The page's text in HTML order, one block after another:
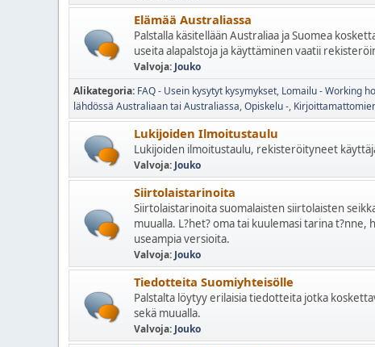
Elämää Australiassa
Palstalla käsitellään Australiaa ja Suomea
useita alapalstoja ja käyttäminen vaatii
Valvoja: Jouko
Alikategoria FAQ - Usein kysytyt kysymykset Lomailu - Working
lähdössä Australiaan tai Australiassa Opiskelu -
Lukijoiden Ilmoitustaulu
Lukijoiden ilmoitustaulu, rekisteröityneet
Valvoja: Jouko
Siirtolaistarinoita
Siirtolaistarinoita suomalaisten siirtolaisten
muualla. L?het? oma tai kuulemasi tarina
useampia versioita.
Valvoja: Jouko
Tiedotteita Suomiyhteisölle
Palstalta löytyy erilaisia tiedotteita jotka
sekä muualla.
Valvoja: Jouko